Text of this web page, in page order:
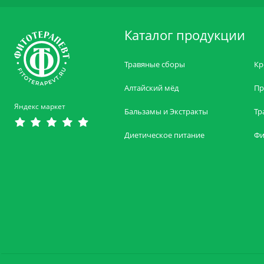
Яндекс маркет
Каталог продукции
Травяные сборы
Алтайский мёд
Бальзамы и Экстракты
Диетическое питание